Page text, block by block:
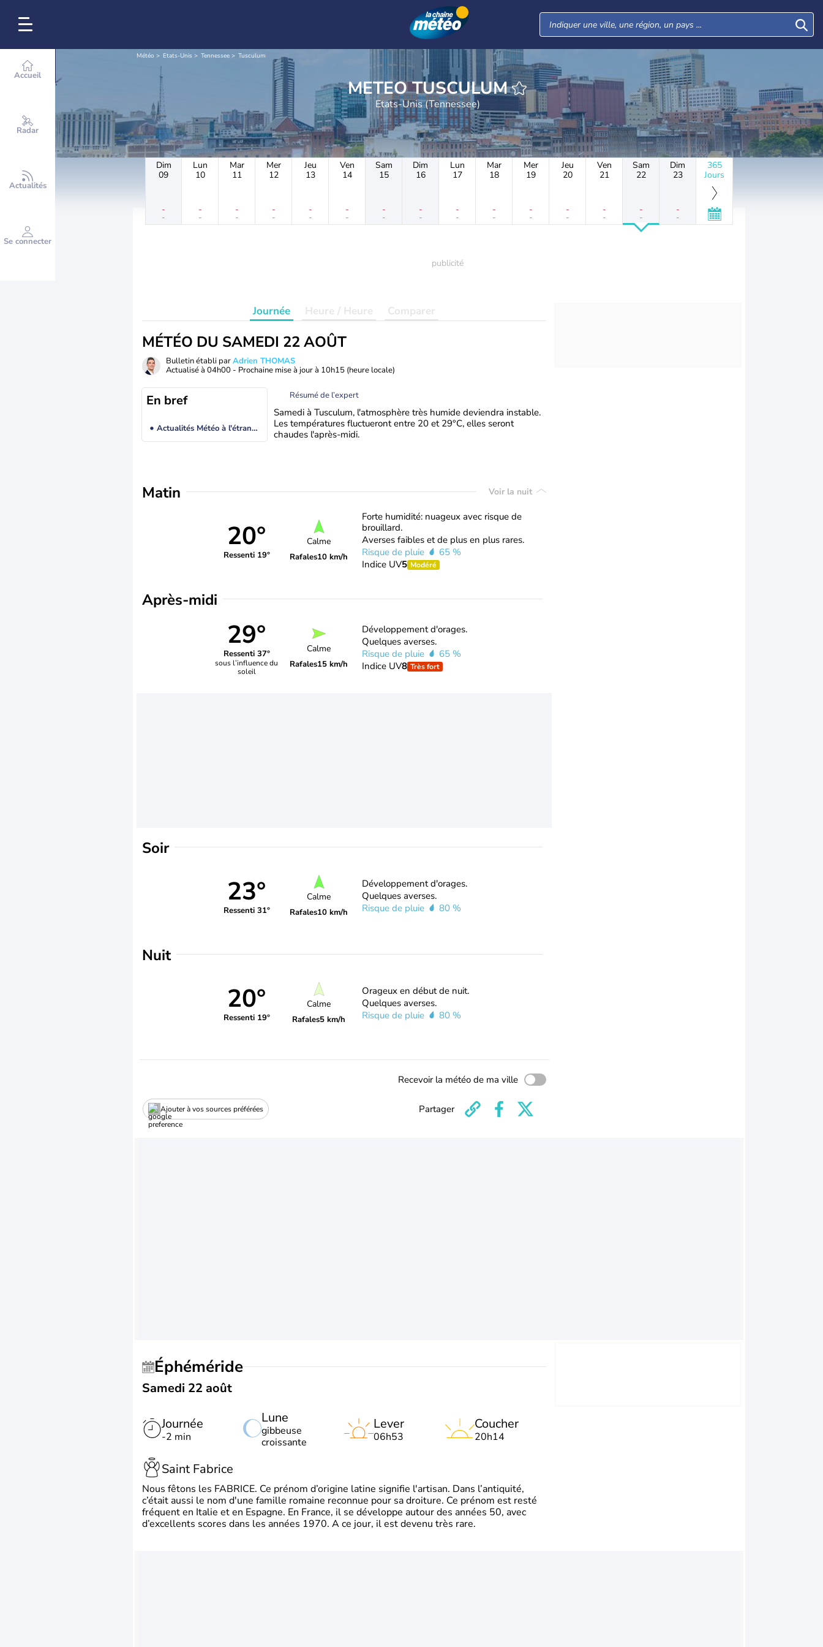
Accueil
Radar
Actualités
Se connecter
Météo Etats-Unis Tennessee Tusculum
METEO TUSCULUM
Etats-Unis (Tennessee)
Dim
09
-
-
Lun
10
-
-
Mar
11
-
-
Mer
12
-
-
Jeu
13
-
-
Ven
14
-
-
Sam
15
-
-
Dim
16
-
-
Lun
17
-
-
Mar
18
-
-
Mer
19
-
-
Jeu
20
-
-
Ven
21
-
-
Sam
22
-
-
Dim
23
-
-
365
Jours
Journée Heure / Heure Comparer
MÉTÉO DU SAMEDI 22 AOÛT
Bulletin établi parAdrien THOMAS
Actualisé à 04h00 - Prochaine mise à jour à 10h15 (heure locale)
En bref
Actualités Météo à l'étranger
Résumé de l’expert
Samedi à Tusculum, l'atmosphère très humide deviendra instable.
Les températures fluctueront entre 20 et 29°C, elles seront
chaudes l'après-midi.
Matin Voir la nuit
20°
Ressenti 19°
Calme
Rafales10 km/h
Forte humidité: nuageux avec risque de
brouillard.
Averses faibles et de plus en plus rares.
Risque de pluie
65 %
Indice UV5 Modéré
Après-midi
29°
Ressenti 37°
sous l’influence du
soleil
Calme
Rafales15 km/h
Développement d'orages.
Quelques averses.
Risque de pluie
65 %
Indice UV8 Très fort
Soir
23°
Ressenti 31°
Calme
Rafales10 km/h
Développement d'orages.
Quelques averses.
Risque de pluie
80 %
Nuit
20°
Ressenti 19°
Calme
Rafales5 km/h
Orageux en début de nuit.
Quelques averses.
Risque de pluie
80 %
Recevoir la météo de ma ville
Ajouter à vos sources préférées Partager
Éphéméride
Samedi 22 août
Journée
-2 min
Lune
gibbeuse
croissante
Lever
06h53
Coucher
20h14
Saint Fabrice
Nous fêtons les FABRICE. Ce prénom d’origine latine signifie l'artisan. Dans l’antiquité,
c’était aussi le nom d'une famille romaine reconnue pour sa droiture. Ce prénom est resté
fréquent en Italie et en Espagne. En France, il se développe autour des années 50, avec
d’excellents scores dans les années 1970. A ce jour, il est devenu très rare.